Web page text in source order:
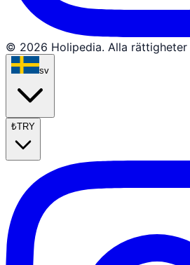
© 2026 Holipedia. Alla rättigheter
sv
₺TRY